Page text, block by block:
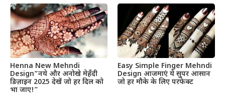
Henna New Mehndi
Design”नये और अनोखे मेहँदी
डिज़ाइन 2025 देखें जो हर दिल को
भा जाए!”
Easy Simple Finger Mehndi
Design आजमाएं ये सुपर आसान
जो हर मौके के लिए परफेक्ट